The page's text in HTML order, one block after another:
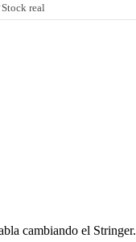
Stock real
cambiando el Stringer.